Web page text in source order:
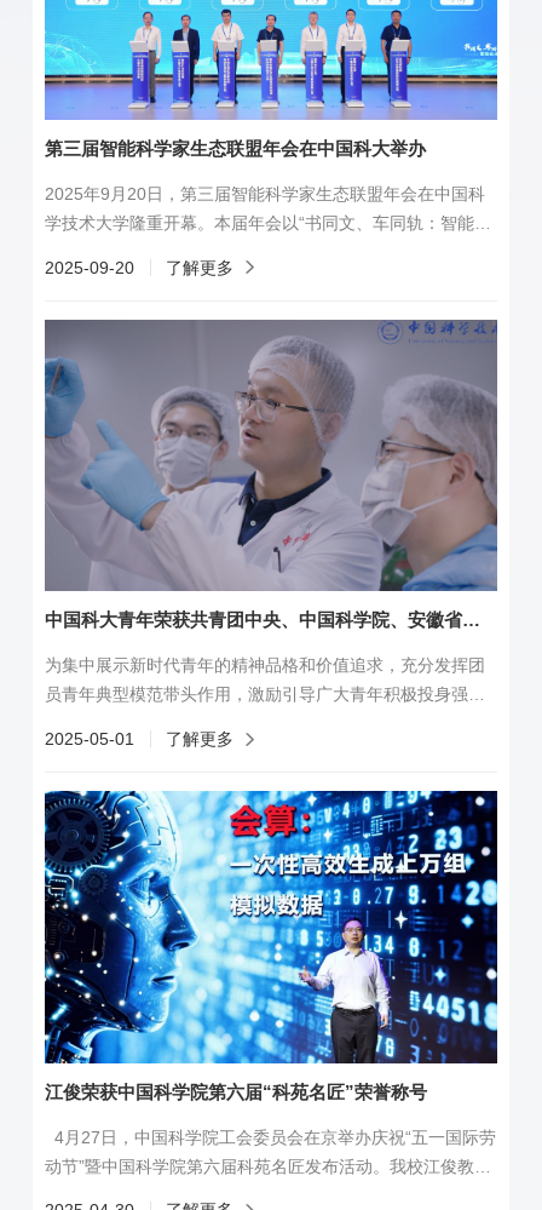
第三届智能科学家生态联盟年会在中国科大举办
2025年9月20日，第三届智能科学家生态联盟年会在中国科
学技术大学隆重开幕。本届年会以“书同文、车同轨：智能标
开放、合作、共赢的智能科学家生态体系。本次大会由中国
院校、科研院所与企事业单位的顶尖专家齐聚合肥，共话智
能科学生态的建设与未来发展。中国科学技术大学校长常进
院士、同济大学校长杨金龙院士、香...
2025-09-20 了解更多
中国科大青年荣获共青团中央、中国科学院、安徽省多项表彰
为集中展示新时代青年的精神品格和价值追求，充分发挥团
员青年典型模范带头作用，激励引导广大青年积极投身强国
委、团安徽省委开展青年五四奖章暨新时代青年先锋、“两红
彰。化学与材料科学学院、精准智能化学全国重点实验室徐
集贤教授荣膺共青团中央、全国青联授予的“新时代青年先
锋”称号，同时获评“安徽省青年五四奖...
2025-05-01 了解更多
江俊荣获中国科学院第六届“科苑名匠”荣誉称号
4月27日，中国科学院工会委员会在京举办庆祝“五一国际劳
动节”暨中国科学院第六届科苑名匠发布活动。我校江俊教授